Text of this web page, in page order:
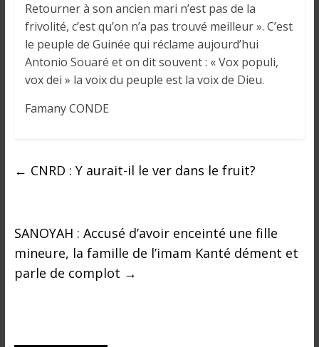
Retourner à son ancien mari n’est pas de la
frivolité, c’est qu’on n’a pas trouvé meilleur ». C’est
le peuple de Guinée qui réclame aujourd’hui
Antonio Souaré et on dit souvent : « Vox populi,
vox dei » la voix du peuple est la voix de Dieu.
Famany CONDE
← CNRD : Y aurait-il le ver dans le fruit?
SANOYAH : Accusé d’avoir enceinté une fille
mineure, la famille de l’imam Kanté dément et
parle de complot →